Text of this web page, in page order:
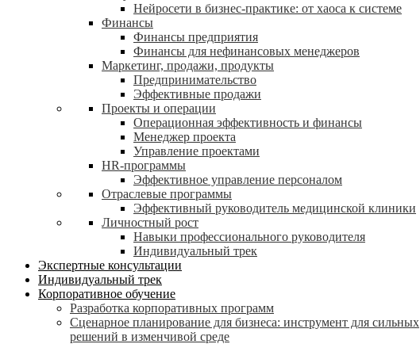
Нейросети в бизнес-практике: от хаоса к системе
Финансы
Финансы предприятия
Финансы для нефинансовых менеджеров
Маркетинг, продажи, продукты
Предпринимательство
Эффективные продажи
Проекты и операции
Операционная эффективность и финансы
Менеджер проекта
Управление проектами
HR-программы
Эффективное управление персоналом
Отраслевые программы
Эффективный руководитель медицинской клиники
Личностный рост
Навыки профессионального руководителя
Индивидуальный трек
Экспертные консультации
Индивидуальный трек
Корпоративное обучение
Разработка корпоративных программ
Сценарное планирование для бизнеса: инструмент для сильных
решений в изменчивой среде